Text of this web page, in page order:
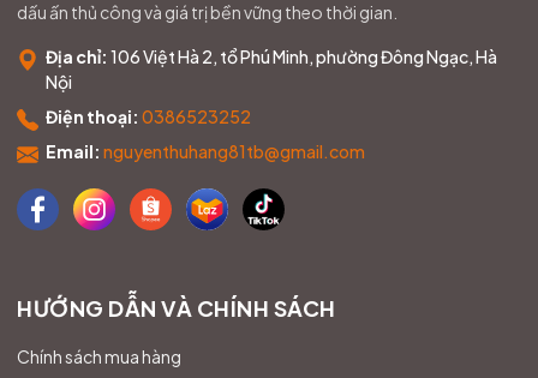
dấu ấn thủ công và giá trị bền vững theo thời gian.
Địa chỉ: 106 Việt Hà 2, tổ Phú Minh, phường Đông Ngạc, Hà
Nội
Điện thoại: 0386523252
Email: nguyenthuhang81tb@gmail.com
HƯỚNG DẪN VÀ CHÍNH SÁCH
Chính sách mua hàng